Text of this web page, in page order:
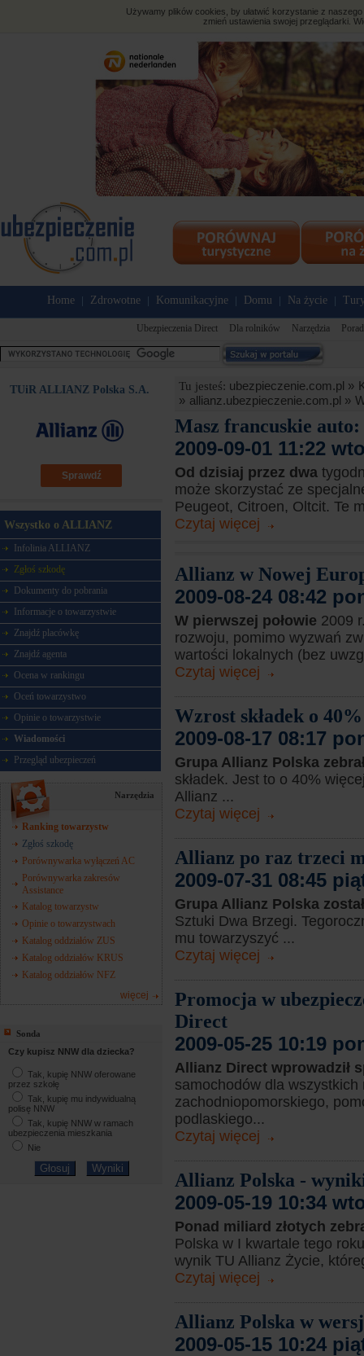
Używamy plików cookies, by ułatwić korzystanie z
zmień ustawienia swojej przeglądarki.
Home Zdrowotne Komunikacyjne Domu Na życie
Ubezpieczenia Direct Dla rolników Narzędzia
TUiR ALLIANZ Polska S.A.
Sprawdź
Wszystko o ALLIANZ
Infolinia ALLIANZ
Zgłoś szkodę
Dokumenty do pobrania
Informacje o towarzystwie
Znajdź placówkę
Znajdź agenta
Ocena w rankingu
Oceń towarzystwo
Opinie o towarzystwie
Wiadomości
Przegląd ubezpieczeń
Narzędzia
Ranking towarzystw
Zgłoś szkodę
Porównywarka wyłączeń AC
Porównywarka zakresów
Assistance
Katalog towarzystw
Opinie o towarzystwach
Katalog oddziałów ZUS
Katalog oddziałów KRUS
Katalog oddziałów NFZ
więcej
Sonda
Czy kupisz NNW dla dziecka?
Tak, kupię NNW oferowane
przez szkołę
Tak, kupię mu indywidualną
polisę NNW
Tak, kupię NNW w ramach
ubezpieczenia mieszkania
Nie
Tu jesteś: ubezpieczenie.com.pl »
» allianz.ubezpieczenie.com.pl »
Masz francuskie auto:
2009-09-01 11:22
Od dzisiaj przez dwa
może skorzystać ze
Peugeot, Citroen, Oltcit. Te
Czytaj więcej
Allianz w Nowej
2009-08-24 08:42
W pierwszej połowie 2009
rozwoju, pomimo wyzwań
wartości lokalnych (bez
Czytaj więcej
Wzrost składek o
2009-08-17 08:17
Grupa Allianz Polska
składek. Jest to o 40%
Allianz ...
Czytaj więcej
Allianz po raz trzeci
2009-07-31 08:45
Grupa Allianz Polska
Sztuki Dwa Brzegi.
mu towarzyszyć ...
Czytaj więcej
Promocja w
Direct
2009-05-25 10:19
Allianz Direct wprowadził
samochodów dla wszystkich
zachodniopomorskiego,
podlaskiego...
Czytaj więcej
Allianz Polska -
2009-05-19 10:34
Ponad miliard złotych
Polska w I kwartale tego
wynik TU Allianz Życie,
Czytaj więcej
Allianz Polska w
2009-05-15 10:24